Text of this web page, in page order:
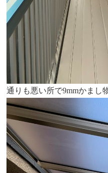
通りも悪い所で9mmかまし